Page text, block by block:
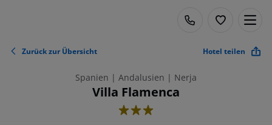
Zurück zur Übersicht Hotel teilen
Spanien | Andalusien | Nerja
Villa Flamenca
3